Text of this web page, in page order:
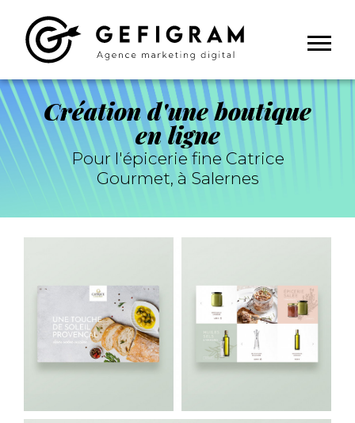
Création d'une boutique
en ligne
Pour l'épicerie fine Catrice
Gourmet, à Salernes